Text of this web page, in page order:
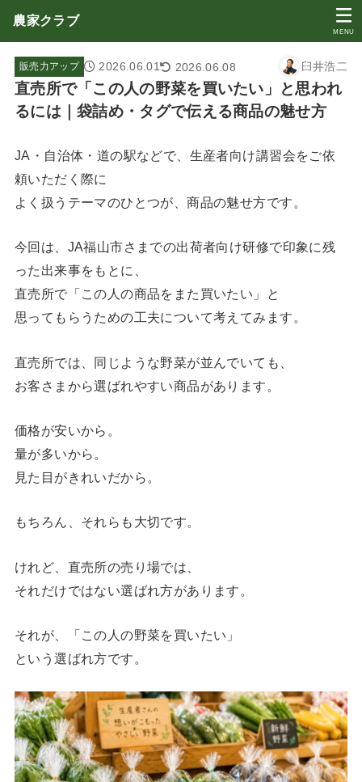
農家クラブ
MENU
販売力アップ 2026.06.01 2026.06.08 臼井浩二
直売所で「この人の野菜を買いたい」と思われ
るには｜袋詰め・タグで伝える商品の魅せ方
JA・自治体・道の駅などで、生産者向け講習会をご依
頼いただく際に
よく扱うテーマのひとつが、商品の魅せ方です。
今回は、JA福山市さまでの出荷者向け研修で印象に残
った出来事をもとに、
直売所で「この人の商品をまた買いたい」と
思ってもらうための工夫について考えてみます。
直売所では、同じような野菜が並んでいても、
お客さまから選ばれやすい商品があります。
価格が安いから。
量が多いから。
見た目がきれいだから。
もちろん、それらも大切です。
けれど、直売所の売り場では、
それだけではない選ばれ方があります。
それが、「この人の野菜を買いたい」
という選ばれ方です。